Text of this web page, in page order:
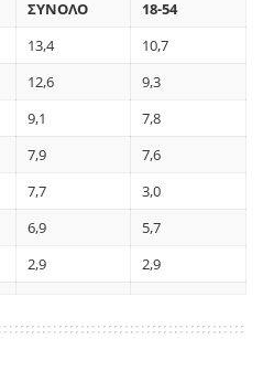
ΣΥΝΟΛΟ
18-54
13,4
10,7
12,6
9,3
9,1
7,8
7,9
7,6
7,7
3,0
6,9
5,7
2,9 2,9